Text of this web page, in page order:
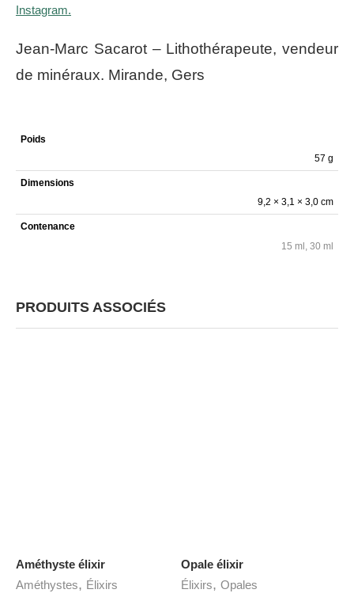
Instagram.
Jean-Marc Sacarot – Lithothérapeute, vendeur
de minéraux. Mirande, Gers
Poids
57 g
Dimensions
9,2 × 3,1 × 3,0 cm
Contenance
15 ml, 30 ml
PRODUITS ASSOCIÉS
Améthyste élixir
Améthystes, Élixirs
Opale élixir
Élixirs, Opales